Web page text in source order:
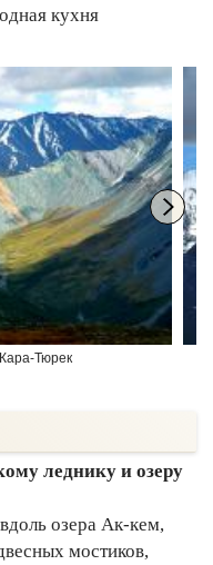
кухня
Тюрек
леднику и озеру
озера Ак-кем,
мостиков,